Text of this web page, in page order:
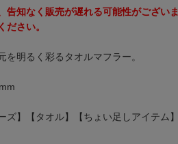
告知なく販売が遅れる可能性がございま
ださい。
を明るく彩るタオルマフラー。
ズ】【タオル】【ちょい足しアイテム】